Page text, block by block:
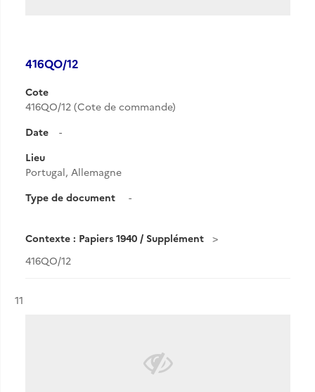
416QO/12
Cote
416QO/12 (Cote de commande)
Date
-
Lieu
Portugal, Allemagne
Type de document
-
Contexte : Papiers 1940 / Supplément
416QO/12
Résultat n°
11